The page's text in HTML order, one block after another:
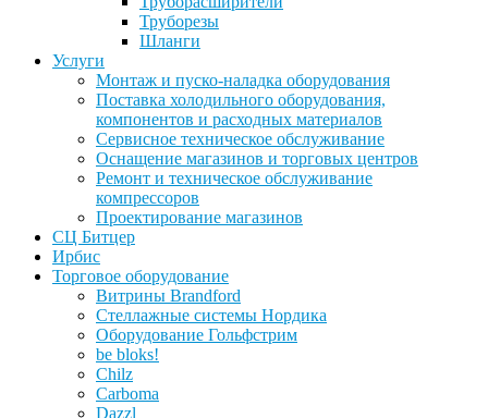
Труборезы
Шланги
Услуги
Монтаж и пуско-наладка оборудования
Поставка холодильного оборудования,
компонентов и расходных материалов
Сервисное техническое обслуживание
Оснащение магазинов и торговых центров
Ремонт и техническое обслуживание
компрессоров
Проектирование магазинов
СЦ Битцер
Ирбис
Торговое оборудование
Витрины Brandford
Стеллажные системы Нордика
Оборудование Гольфстрим
be bloks!
Chilz
Carboma
Dazzl